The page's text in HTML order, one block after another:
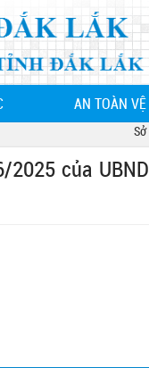
AN TOÀN
Sở Y
của